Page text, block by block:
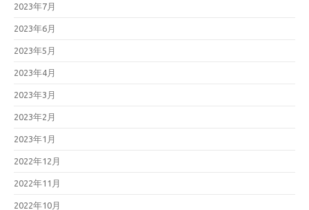
2023年7月
2023年6月
2023年5月
2023年4月
2023年3月
2023年2月
2023年1月
2022年12月
2022年11月
2022年10月